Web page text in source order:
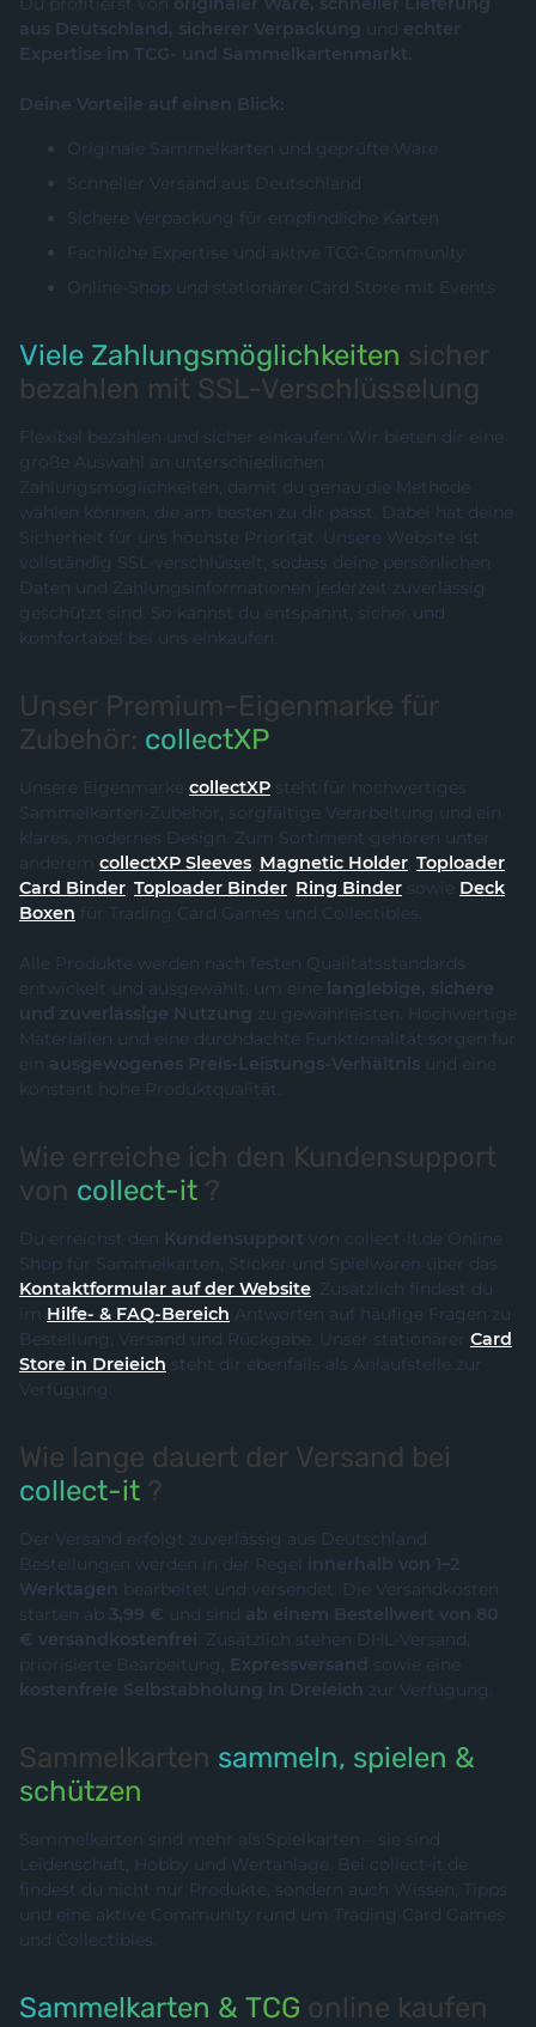
aus Deutschland, sicherer Verpackung und echter
Expertise im TCG- und Sammelkartenmarkt.
Deine Vorteile auf einen Blick:
Originale Sammelkarten und geprüfte Ware
Schneller Versand aus Deutschland
Sichere Verpackung für empfindliche Karten
Fachliche Expertise und aktive TCG-Community
Online-Shop und stationärer Card Store mit Events
Viele Zahlungsmöglichkeiten sicher
bezahlen mit SSL-Verschlüsselung
Flexibel bezahlen und sicher einkaufen: Wir bieten dir eine
große Auswahl an unterschiedlichen
Zahlungsmöglichkeiten, damit du genau die Methode
wählen können, die am besten zu dir passt. Dabei hat deine
Sicherheit für uns höchste Priorität. Unsere Website ist
vollständig SSL-verschlüsselt, sodass deine persönlichen
Daten und Zahlungsinformationen jederzeit zuverlässig
geschützt sind. So kannst du entspannt, sicher und
komfortabel bei uns einkaufen.
Unser Premium-Eigenmarke für
Zubehör: collectXP
Unsere Eigenmarke collectXP steht für hochwertiges
Sammelkarten-Zubehör, sorgfältige Verarbeitung und ein
klares, modernes Design. Zum Sortiment gehören unter
anderem collectXP Sleeves, Magnetic Holder, Toploader,
Card Binder, Toploader Binder, Ring Binder sowie Deck
Boxen für Trading Card Games und Collectibles.
Alle Produkte werden nach festen Qualitätsstandards
entwickelt und ausgewählt, um eine langlebige, sichere
und zuverlässige Nutzung zu gewährleisten. Hochwertige
Materialien und eine durchdachte Funktionalität sorgen für
ein ausgewogenes Preis-Leistungs-Verhältnis und eine
konstant hohe Produktqualität.
Wie erreiche ich den Kundensupport
von collect-it ?
Du erreichst den Kundensupport von collect-it.de Online
Shop für Sammelkarten, Sticker und Spielwaren über das
Kontaktformular auf der Website. Zusätzlich findest du
im Hilfe- & FAQ-Bereich Antworten auf häufige Fragen zu
Bestellung, Versand und Rückgabe. Unser stationärer Card
Store in Dreieich steht dir ebenfalls als Anlaufstelle zur
Verfügung.
Wie lange dauert der Versand bei
collect-it ?
Der Versand erfolgt zuverlässig aus Deutschland.
Bestellungen werden in der Regel innerhalb von 1–2
Werktagen bearbeitet und versendet. Die Versandkosten
starten ab 3,99 € und sind ab einem Bestellwert von 80
€ versandkostenfrei. Zusätzlich stehen DHL-Versand,
priorisierte Bearbeitung, Expressversand sowie eine
kostenfreie Selbstabholung in Dreieich zur Verfügung.
Sammelkarten sammeln, spielen &
schützen
Sammelkarten sind mehr als Spielkarten – sie sind
Leidenschaft, Hobby und Wertanlage. Bei collect-it.de
findest du nicht nur Produkte, sondern auch Wissen, Tipps
und eine aktive Community rund um Trading Card Games
und Collectibles.
Sammelkarten & TCG online kaufen